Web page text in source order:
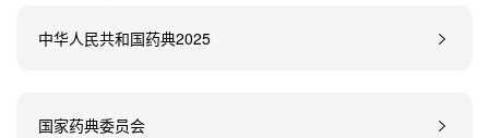
中华人民共和国药典2025
国家药典委员会